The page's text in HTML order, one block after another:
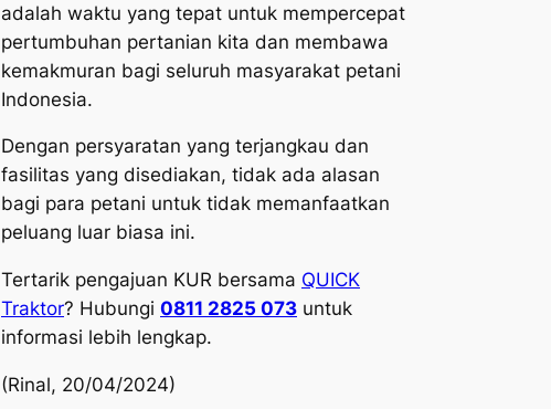
adalah waktu yang tepat untuk mempercepat
pertumbuhan pertanian kita dan membawa
kemakmuran bagi seluruh masyarakat petani
Indonesia.
Dengan persyaratan yang terjangkau dan
fasilitas yang disediakan, tidak ada alasan
bagi para petani untuk tidak memanfaatkan
peluang luar biasa ini.
Tertarik pengajuan KUR bersama QUICK
Traktor? Hubungi 0811 2825 073 untuk
informasi lebih lengkap.
(Rinal, 20/04/2024)